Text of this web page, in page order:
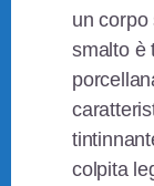
un corpo
smalto è
colpita